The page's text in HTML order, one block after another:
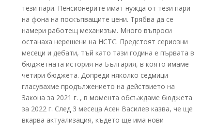
тези пари. Пенсионерите имат нужда от тези пари
на фона на поскъпващите цени. Трябва да се
намери работещ механизъм. Много въпроси
останаха нерешени на НСТС. Предстоят сериозни
месеци и дебати, тъй като тази година е първата в
бюджетната история на България, в която имаме
четири бюджета. Допреди няколко седмици
гласувахме продължението на действието на
Закона за 2021 г. , в момента обсъждаме бюджета
за 2022 г. След 3 месеца Асен Василев казва, че ще
вкарва актуализация, където ще има нови